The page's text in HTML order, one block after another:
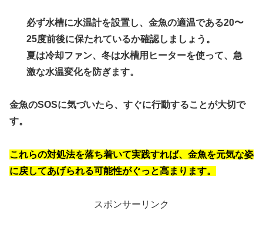
必ず水槽に水温計を設置し、金魚の適温である20〜
25度前後に保たれているか確認しましょう。
夏は冷却ファン、冬は水槽用ヒーターを使って、急
激な水温変化を防ぎます。
金魚のSOSに気づいたら、すぐに行動することが大切で
す。
これらの対処法を落ち着いて実践すれば、金魚を元気な姿
に戻してあげられる可能性がぐっと高まります。
スポンサーリンク